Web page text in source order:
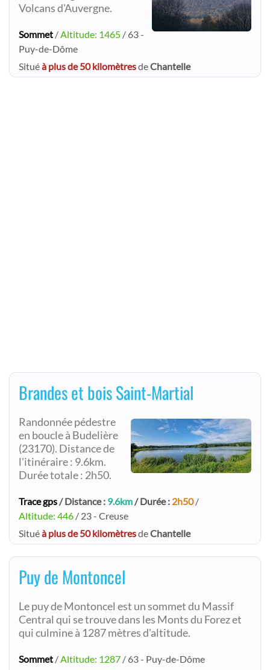
Volcans d'Auvergne.
Sommet /Altitude: 1465 / 63 -
Puy-de-Dôme
Situéà plus de 50 kilomètresdeChantelle
Brandes et bois Saint-Martial
Randonnée pédestre
en boucle à Budelière
(23170). Distance de
l'itinéraire : 9.6km.
Durée totale : 2h50.
Trace gps/ Distance : 9.6km/ Durée : 2h50/
Altitude: 446 / 23 - Creuse
Situéà plus de 50 kilomètresdeChantelle
Puy de Montoncel
Le puy de Montoncel est un sommet du Massif
Central qui se trouve dans les Monts du Forez et
qui culmine à 1287 mètres d'altitude.
Sommet /Altitude: 1287 / 63 - Puy-de-Dôme